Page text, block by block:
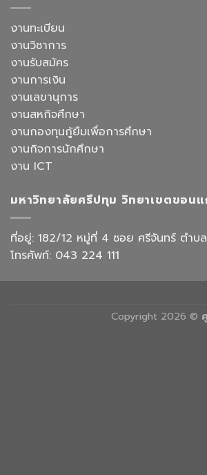
สังกัด
วิทยาลัย
การ
เที่ยว
บริการ
“Transforming
Work
งานทะเบียน
งานวิชาการ
งานรับสมัคร
งานการเงิน
งานเลขานุการ
งานสหกิจศึกษา
งานกองทุนกู้ยืมเพื่อการศึกษา
งานกิจการนักศึกษา
งาน ICT
มหาวิทยาลัยศรีปทุม วิทยาเขตขอน
ที่อยู่: 182/12 หมู่ที่ 4 ซอย ศรีจันทร์ ตำบ
โทรศัพท์: 043 224 111
Copyright 2026 ©